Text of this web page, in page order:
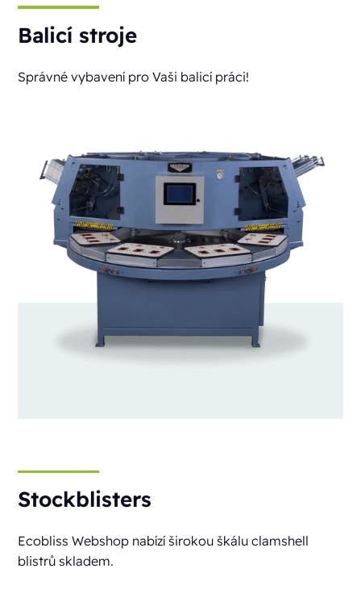
Balicí stroje
Správné vybavení pro Vaši balicí práci!
Stockblisters
Ecobliss Webshop nabízí širokou škálu clamshell
blistrů skladem.